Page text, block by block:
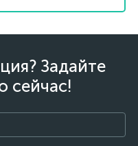
Задайте
сейчас!